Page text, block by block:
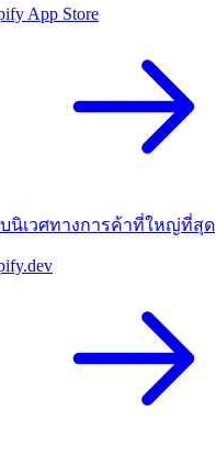
App Store
นิเวศทางการค้าที่ใหญ่ที่สุด